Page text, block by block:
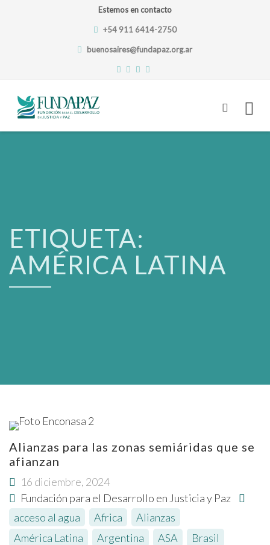
Estemos en contacto
+54 911 6414-2750
buenosaires@fundapaz.org.ar
Skip
ETIQUETA:
AMÉRICA LATINA
Alianzas para las zonas semiáridas que se
afianzan
16 diciembre, 2024
Fundación para el Desarrollo en Justicia y Paz
acceso al agua
Africa Alianzas
América Latina
Argentina ASA Brasil